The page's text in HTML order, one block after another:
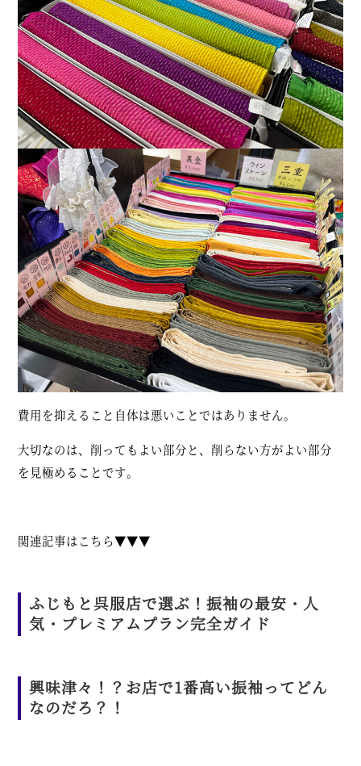
費用を抑えること自体は悪いことではありません。
大切なのは、削ってもよい部分と、削らない方がよい部分
を見極めることです。
関連記事はこちら▼▼▼
ふじもと呉服店で選ぶ！振袖の最安・人
気・プレミアムプラン完全ガイド
興味津々！？お店で1番高い振袖ってどん
なのだろ？！